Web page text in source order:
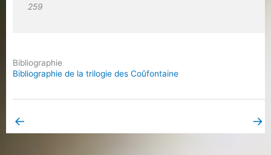
259
Bibliographie
Bibliographie de la trilogie des Coûfontaine
← →